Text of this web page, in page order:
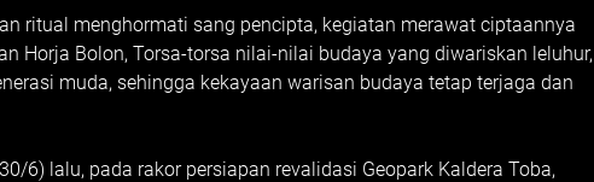
ritual menghormati sang pencipta, kegiatan merawat ciptaannya
Horja Bolon, Torsa-torsa nilai-nilai budaya yang diwariskan leluhur,
muda, sehingga kekayaan warisan budaya tetap terjaga dan
6) lalu, pada rakor persiapan revalidasi Geopark Kaldera Toba,